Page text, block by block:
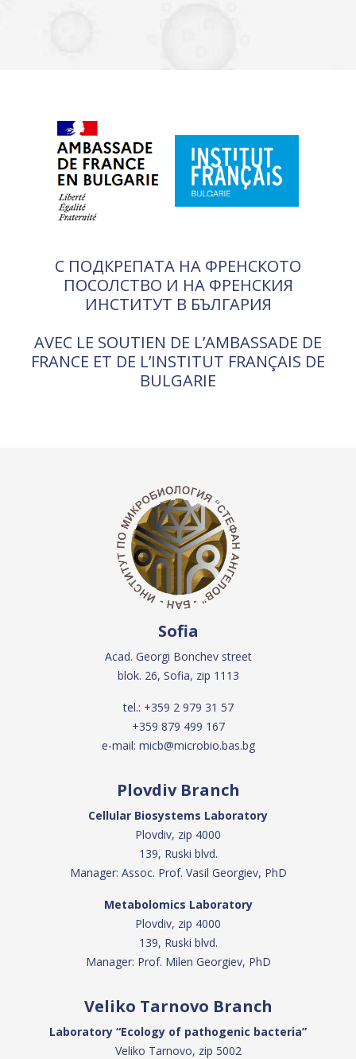
С ПОДКРЕПАТА НА ФРЕНСКОТО
ПОСОЛСТВО И НА ФРЕНСКИЯ
ИНСТИТУТ В БЪЛГАРИЯ
AVEC LE SOUTIEN DE L’AMBASSADE DE
FRANCE ET DE L’INSTITUT FRANÇAIS DE
BULGARIE
Sofia
Acad. Georgi Bonchev street
blok. 26, Sofia, zip 1113
tel.: +359 2 979 31 57
+359 879 499 167
e-mail: micb@microbio.bas.bg
Plovdiv Branch
Cellular Biosystems Laboratory
Plovdiv, zip 4000
139, Ruski blvd.
Manager: Assoc. Prof. Vasil Georgiev, PhD
Metabolomics Laboratory
Plovdiv, zip 4000
139, Ruski blvd.
Manager: Prof. Milen Georgiev, PhD
Veliko Tarnovo Branch
Laboratory “Ecology of pathogenic bacteria”
Veliko Tarnovo, zip 5002